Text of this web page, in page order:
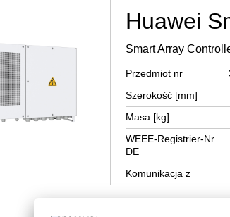
Huawei
Smart Array
Przedmiot nr
Szerokość [mm]
Masa [kg]
WEEE-Registrier-Nr.
DE
Komunikacja z